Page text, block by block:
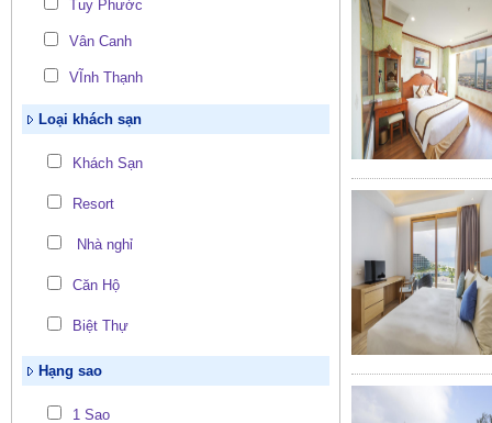
Tuy Phước
Vân Canh
VĨnh Thạnh
Loại khách sạn
Khách Sạn
Resort
Nhà nghỉ
Căn Hộ
Biệt Thự
Hạng sao
1 Sao